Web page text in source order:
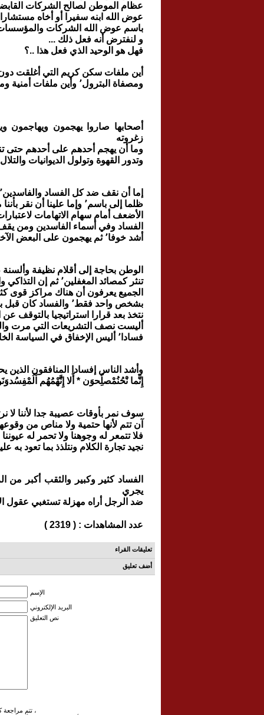
عظام الموطن لصالح الشركات القابضة
عوض الله ابنه سفيرا أو أخاه مستشارا
باسم عوض الله الشركات
و لنفترض أنه فعل ذلك ...
فهل هو الوحيد الذي فعل هذا ..؟
أين ملفات سكن كريم التي أغلقت دون أن ندري كيف أو لماذا٬
ومصفاة البترول٬ وأين ملفات أمنية ومايكل داغر٬ أين باقي الملفات الطويلة التي أغلقت وسحبت كلها وبعض
زغروته
وما أن يهجم أحدهم على أحدهم حتى
وتدور القهوة وتولول الديوانيات
إما أن نقف ضد كل الفساد والفاسدين٬ ونسمي الأشياء بمسمياتها٬ ونشير إلى الفاسدين كما نشير ربما
ظلما إلى باسم٬ وإما علينا أن نقر بأننا منافقون نستغل ألسنتنا وأقلامنا لننال من الناس الذين نشعر بأنهم
الأضعف أمام سهام الاتهامات لاعتبارات جهوية وعشائرية٬ الجميع
الفساد وفي أسماء الفاسدين ومن
أشد خوفا٬ ثم يهجمون على البعض الآخر ليسجلوا مواقف لا ندري أمام من ولحساب من.
الوطن بحاجة إلى أقلام نظيفة وألسنة طاهرة حتى
تنثر كمصائد المغفلين٬ ثم إن التذاكي والتباكي لم يعودا سلاحين مفيدين لأحد٬ فقد توضحت الأمور وصار
الجميع يعرفون أن هناك مراكز قوى
بشخص واحد فقط٬ والفساد كان قبل باسم عوض الله واستمر بعد غيابه ولن يتوقف بعد عودته إن عاد لأننا لم
نتخذ بعد قرارا استراتيجيا بالتوقف عن الفساد والإفساد٬ أليس قانون
أليست نصف التشريعات التي مرت والطرق التي مررت بها
فسادا٬ أليس الإخفاق في السياسة الخارجية والداخلية فسادا.
وأشد الناس إفسادا المنافقون الذين
إِنََّما نَْحُنُمْصلُِحوَن * أََلا إِنَُّهْمُهُم
سوف نمر بأوقات عصيبة جدا لأننا لا نرتدع ولا
آن تتم لأنها حتمية ولا مناص من وقوعها٬ ونحن ننبه لأننا جميعا في نفس المركب ولا نريد أن نرى الظلم
فلا تتمعر له وجوهنا ولا تحمر له
نجيد تجارة الكلام ونتلذذ بما تعود به
الفساد كثير وكبير والثقب أكبر
يجري
ضد الرجل أراه مهزلة تستغبي عقول
عدد المشاهدات : ( 2319 )
تعليقات القراء
أضف تعليق
الإسم
البريد الإلكتروني
نص التعليق
تتم مراجعة كافة التعليقات ،وتنشر في حال الموافقة عليها فقط ،